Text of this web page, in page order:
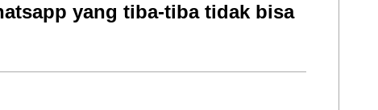
yang tiba-tiba tidak bisa